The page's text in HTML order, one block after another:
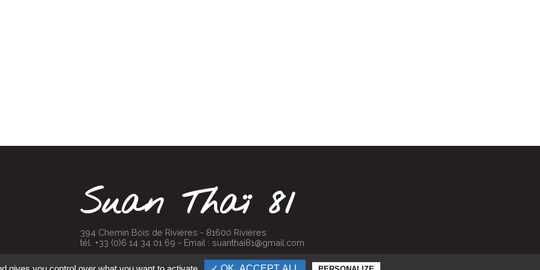
Suan Thaï 81
394 Chemin Bois de Rivières - 81600 Rivières
tél. +33 (0)6 14 34 01 69 - Email : suanthai81@gmail.com